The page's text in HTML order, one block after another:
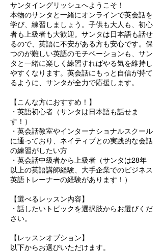
サンタイングリッシュへようこそ！
本物のサンタと一緒にオンラインで英会話を
学び、練習しましょう。子供も大人も、初心
者も上級者も大歓迎。サンタは日本語も話せ
るので、英語に不安がある方も安心です。保
つのが難しい英語のモチベーションも、サン
タと一緒に楽しく練習すればやる気を維持し
やすくなります。英会話にもっと自信が持て
るように、サンタが全力で応援します。
【こんな方におすすめ！】
・英語初心者（サンタは日本語も話せま
す！）
・英会話教室やインターナショナルスクール
に通っており、ネイティブとの実践的な会話
の練習がしたい方
・英会話中級者から上級者（サンタは28年
以上の英語講師経験、大手企業でのビジネス
英語トレーナーの経験があります！）
【選べるレッスン内容】
・話したいトピックを選択肢からお選びくだ
さい。
【レッスンオプション】
以下からお選びいただけます。